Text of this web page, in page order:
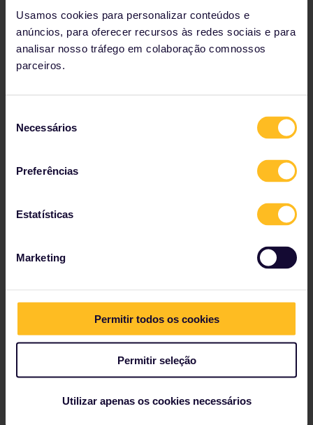
Usamos cookies para personalizar conteúdos e
anúncios, para oferecer recursos às redes sociais e para
analisar nosso tráfego em colaboração comnossos
parceiros.
Necessários
Preferências
Estatísticas
Marketing
Permitir todos os cookies
Permitir seleção
Utilizar apenas os cookies necessários
(Parque del Buen Retiro).
Las Ventas Bullring, o berço das touradas, fará seu
coração bater mais forte. Conheça a história dessa
De Madri para Sevilha